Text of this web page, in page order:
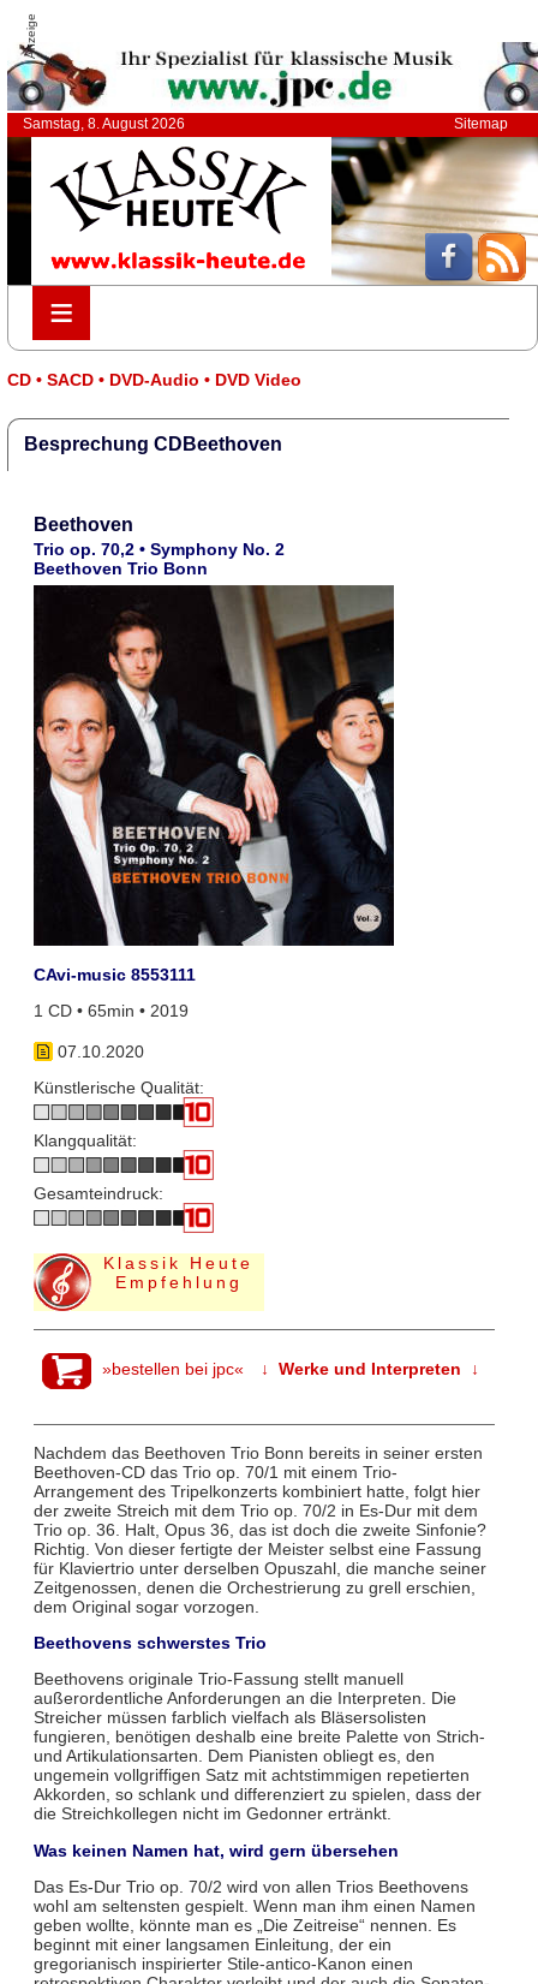
Anzeige
Samstag, 8. August 2026 Sitemap
≡
≡
CD • SACD • DVD-Audio • DVD Video
Besprechung CDBeethoven
Beethoven
Trio op. 70,2 • Symphony No. 2
Beethoven Trio Bonn
CAvi-music 8553111
1 CD • 65min • 2019
07.10.2020
Künstlerische Qualität:
Klangqualität:
Gesamteindruck:
Klassik Heute
Empfehlung
»bestellen bei jpc« ↓ Werke und Interpreten ↓
Nachdem das Beethoven Trio Bonn bereits in seiner ersten
Beethoven-CD das Trio op. 70/1 mit einem Trio-
Arrangement des Tripelkonzerts kombiniert hatte, folgt hier
der zweite Streich mit dem Trio op. 70/2 in Es-Dur mit dem
Trio op. 36. Halt, Opus 36, das ist doch die zweite Sinfonie?
Richtig. Von dieser fertigte der Meister selbst eine Fassung
für Klaviertrio unter derselben Opuszahl, die manche seiner
Zeitgenossen, denen die Orchestrierung zu grell erschien,
dem Original sogar vorzogen.
Beethovens schwerstes Trio
Beethovens originale Trio-Fassung stellt manuell
außerordentliche Anforderungen an die Interpreten. Die
Streicher müssen farblich vielfach als Bläsersolisten
fungieren, benötigen deshalb eine breite Palette von Strich-
und Artikulationsarten. Dem Pianisten obliegt es, den
ungemein vollgriffigen Satz mit achtstimmigen repetierten
Akkorden, so schlank und differenziert zu spielen, dass der
die Streichkollegen nicht im Gedonner ertränkt.
Was keinen Namen hat, wird gern übersehen
Das Es-Dur Trio op. 70/2 wird von allen Trios Beethovens
wohl am seltensten gespielt. Wenn man ihm einen Namen
geben wollte, könnte man es „Die Zeitreise“ nennen. Es
beginnt mit einer langsamen Einleitung, der ein
gregorianisch inspirierter Stile-antico-Kanon einen